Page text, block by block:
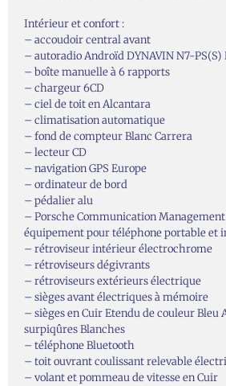
Intérieur et confort :
– accoudoir central avant
– autoradio Androïd DYNAVIN N7-PS(S)
– boîte manuelle à 6 rapports
– chargeur 6CD
– ciel de toit en Alcantara
– climatisation automatique
– fond de compteur Blanc Carrera
– lecteur CD
– navigation GPS Europe
– ordinateur de bord
– pédalier alu
– Porsche Communication
équipement pour téléphone portable et
– rétroviseur intérieur électrochrome
– rétroviseurs dégivrants
– rétroviseurs extérieurs électrique
– sièges avant électriques à mémoire
– sièges en Cuir Etendu de couleur Bleu
surpiqûres Blanches
– téléphone Bluetooth
– toit ouvrant coulissant relevable
– volant et pommeau de vitesse en Cuir